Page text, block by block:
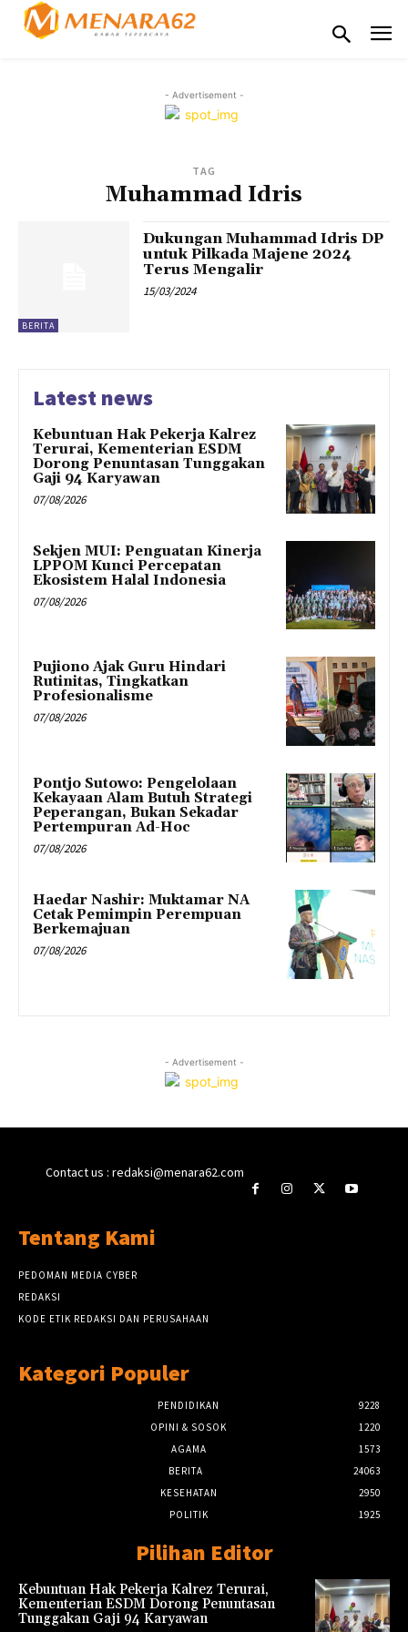
- Advertisement -
TAG
Muhammad Idris
BERITA
Dukungan Muhammad Idris DP
untuk Pilkada Majene 2024
Terus Mengalir
15/03/2024
Latest news
Kebuntuan Hak Pekerja Kalrez
Terurai, Kementerian ESDM
Dorong Penuntasan Tunggakan
Gaji 94 Karyawan
07/08/2026
Sekjen MUI: Penguatan Kinerja
LPPOM Kunci Percepatan
Ekosistem Halal Indonesia
07/08/2026
Pujiono Ajak Guru Hindari
Rutinitas, Tingkatkan
Profesionalisme
07/08/2026
Pontjo Sutowo: Pengelolaan
Kekayaan Alam Butuh Strategi
Peperangan, Bukan Sekadar
Pertempuran Ad-Hoc
07/08/2026
Haedar Nashir: Muktamar NA
Cetak Pemimpin Perempuan
Berkemajuan
07/08/2026
- Advertisement -
Contact us : redaksi@menara62.com
Tentang Kami
PEDOMAN MEDIA CYBER
REDAKSI
KODE ETIK REDAKSI DAN PERUSAHAAN
Kategori Populer
PENDIDIKAN
9228
OPINI & SOSOK
1220
AGAMA
1573
BERITA
24063
KESEHATAN
2950
POLITIK
1925
Pilihan Editor
Kebuntuan Hak Pekerja Kalrez Terurai,
Kementerian ESDM Dorong Penuntasan
Tunggakan Gaji 94 Karyawan